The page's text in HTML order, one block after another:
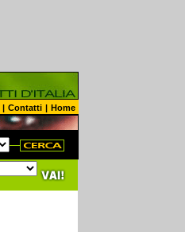
| Contatti | Home